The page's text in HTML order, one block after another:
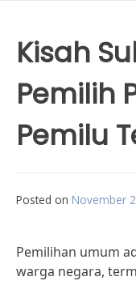
Kisah
Pemilih
Pemilu
Posted on November
Pemilihan umum
warga negara,